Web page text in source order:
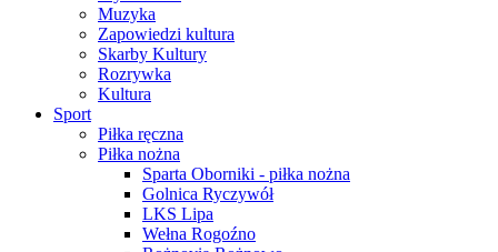
Muzyka
Zapowiedzi kultura
Skarby Kultury
Rozrywka
Kultura
Sport
Piłka ręczna
Piłka nożna
Sparta Oborniki - piłka nożna
Golnica Ryczywół
LKS Lipa
Wełna Rogoźno